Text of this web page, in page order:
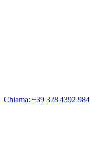
Chiama: +39 328 4392 984